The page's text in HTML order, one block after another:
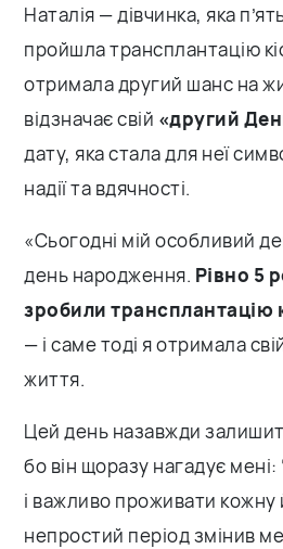
Наталія — дівчинка, яка
пройшла трансплантацію
отримала другий шанс на
відзначає свій «другий
дату, яка стала для неї
надії та вдячності.
«Сьогодні мій особливий
день народження. Рівно 5
зробили трансплантацію
— і саме тоді я отримала
життя.
Цей день назавжди
бо він щоразу нагадує
і важливо проживати кожну
непростий період змінив